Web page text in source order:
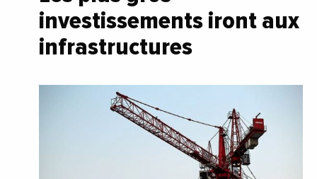
investissements iront aux
infrastructures